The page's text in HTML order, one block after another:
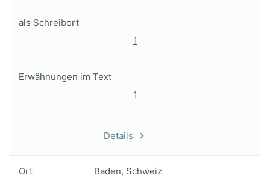
als Schreibort
1
Erwähnungen im Text
1
Details
Ort Baden, Schweiz